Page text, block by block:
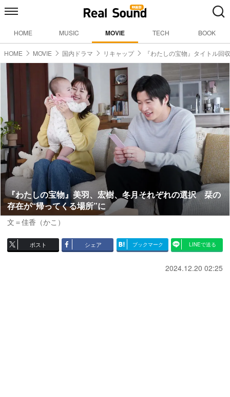
HOME MUSIC MOVIE TECH BOOK
HOME MOVIE 国内ドラマ リキャップ 『わたしの宝物』タイトル回
『わたしの宝物』美羽、宏樹、冬月それぞれの選択 栞の
存在が“帰ってくる場所”に
文＝佳香（かこ）
ポスト シェア ブックマーク LINEで送る
2024.12.20 02:25